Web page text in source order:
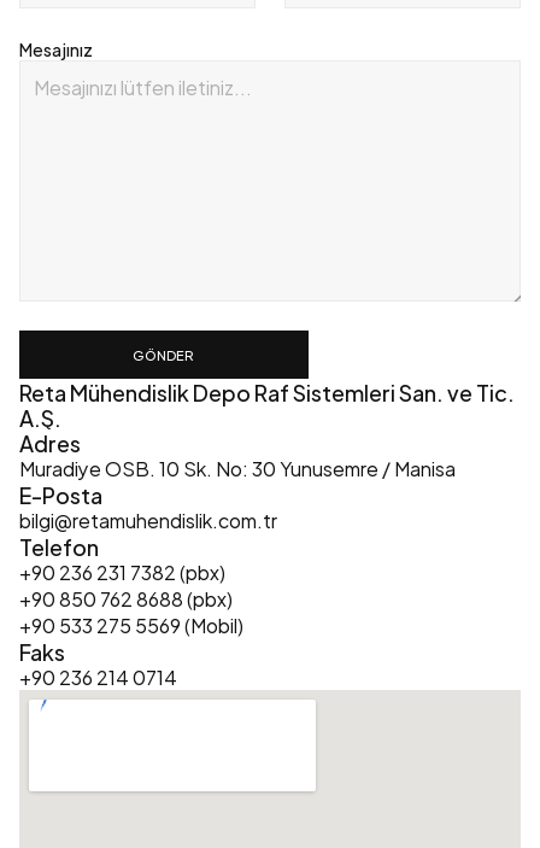
Mesajınız
GÖNDER
Reta Mühendislik Depo Raf Sistemleri San. ve Tic.
A.Ş.
Adres
Muradiye OSB. 10 Sk. No: 30 Yunusemre / Manisa
E-Posta
bilgi@retamuhendislik.com.tr
Telefon
+90 236 231 7382 (pbx)
+90 850 762 8688 (pbx)
+90 533 275 5569 (Mobil)
Faks
+90 236 214 0714